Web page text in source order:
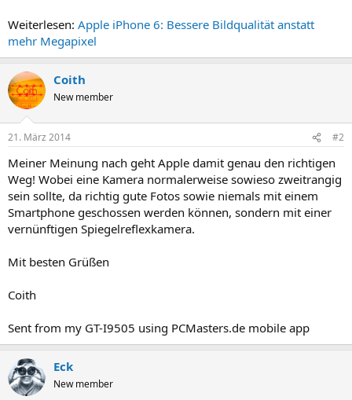
Weiterlesen: Apple iPhone 6: Bessere Bildqualität anstatt
mehr Megapixel
Coith
New member
21. März 2014 #2
Meiner Meinung nach geht Apple damit genau den richtigen
Weg! Wobei eine Kamera normalerweise sowieso zweitrangig
sein sollte, da richtig gute Fotos sowie niemals mit einem
Smartphone geschossen werden können, sondern mit einer
vernünftigen Spiegelreflexkamera.
Mit besten Grüßen
Coith
Sent from my GT-I9505 using PCMasters.de mobile app
Eck
New member